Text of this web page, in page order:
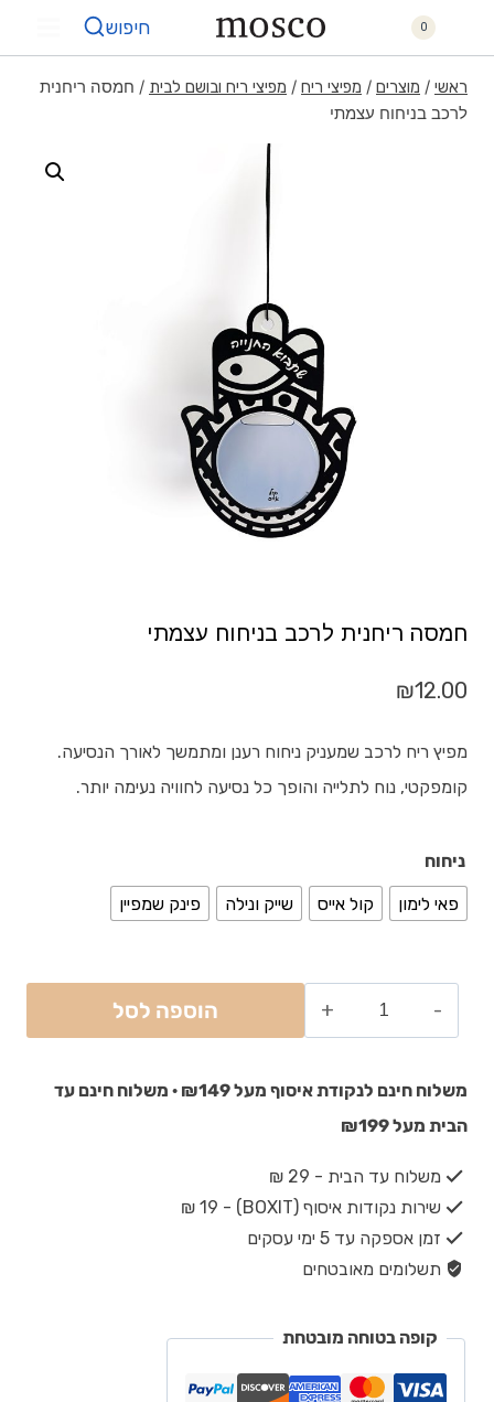
0 חיפוש
ראשי / מוצרים / מפיצי ריח / מפיצי ריח ובושם לבית / חמסה ריחנית
לרכב בניחוח עצמתי
חמסה ריחנית לרכב בניחוח עצמתי
₪12.00
מפיץ ריח לרכב שמעניק ניחוח רענן ומתמשך לאורך הנסיעה.
קומפקטי, נוח לתלייה והופך כל נסיעה לחוויה נעימה יותר.
ניחוח
פאי לימון קול אייס שייק ונילה פינק שמפיין
הוספה לסל
משלוח חינם לנקודת איסוף מעל ₪149 · משלוח חינם עד
הבית מעל ₪199
משלוח עד הבית - 29 ₪
שירות נקודות איסוף (BOXIT) - 19 ₪
זמן אספקה עד 5 ימי עסקים
תשלומים מאובטחים
קופה בטוחה מובטחת